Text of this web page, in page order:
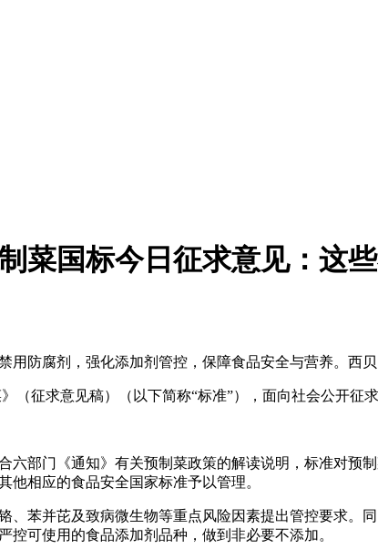
菜国标今日征求意见：这
防腐剂，强化添加剂管控，保障食品安全与营养。西
征求意见稿）（以下简称“标准”），面向社会公开征求
部门《通知》有关预制菜政策的解读说明，标准对预
相应的食品安全国家标准予以管理。
苯并芘及致病微生物等重点风险因素提出管控要求。
可使用的食品添加剂品种，做到非必要不添加。